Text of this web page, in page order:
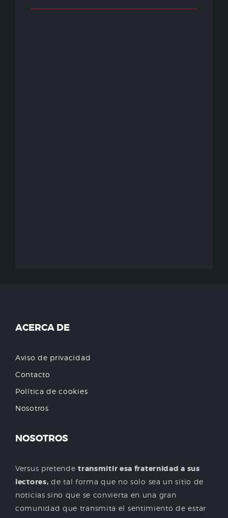
ACERCA DE
Aviso de privacidad
Contacto
Política de cookies
Nosotros
NOSOTROS
Versus pretendetransmitir esa fraternidad a sus
lectores, de tal forma que no solo sea un sitio de
noticias sino que se convierta en una gran
comunidad que transmita el sentimiento de estar